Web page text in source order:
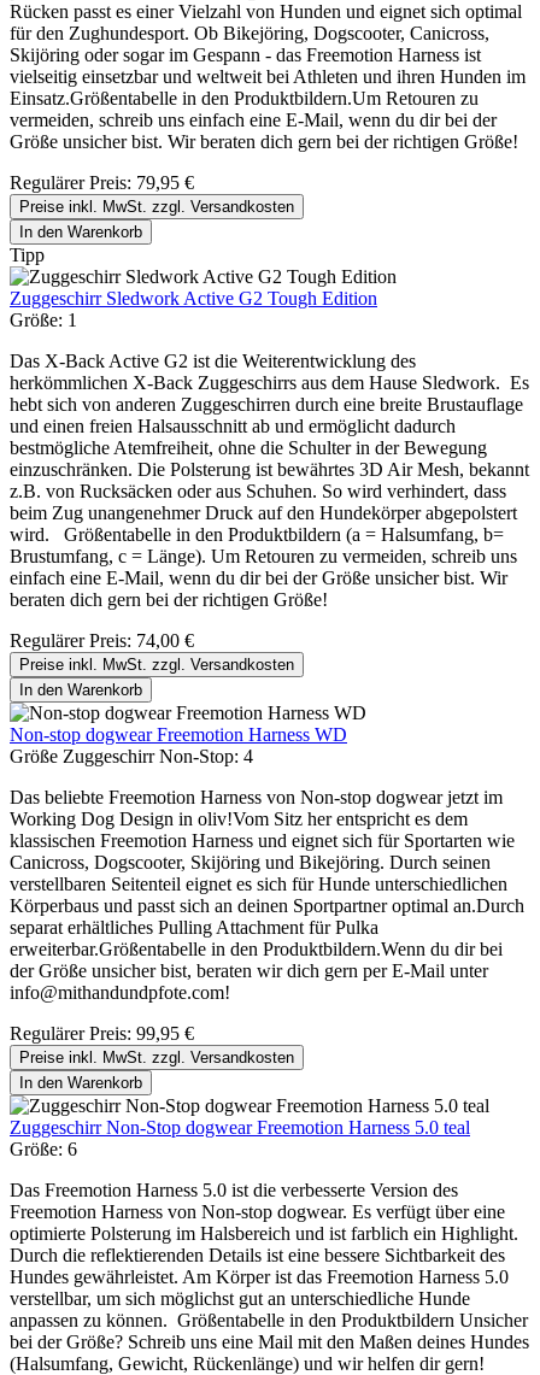
Rücken passt es einer Vielzahl von Hunden und eignet sich optimal
für den Zughundesport. Ob Bikejöring, Dogscooter, Canicross,
Skijöring oder sogar im Gespann - das Freemotion Harness ist
vielseitig einsetzbar und weltweit bei Athleten und ihren Hunden im
Einsatz.Größentabelle in den Produktbildern.Um Retouren zu
vermeiden, schreib uns einfach eine E-Mail, wenn du dir bei der
Größe unsicher bist. Wir beraten dich gern bei der richtigen Größe!
Regulärer Preis: 79,95 €
Preise inkl. MwSt. zzgl. Versandkosten
In den Warenkorb
Tipp
Zuggeschirr Sledwork Active G2 Tough Edition
Größe: 1
Das X-Back Active G2 ist die Weiterentwicklung des
herkömmlichen X-Back Zuggeschirrs aus dem Hause Sledwork. Es
hebt sich von anderen Zuggeschirren durch eine breite Brustauflage
und einen freien Halsausschnitt ab und ermöglicht dadurch
bestmögliche Atemfreiheit, ohne die Schulter in der Bewegung
einzuschränken. Die Polsterung ist bewährtes 3D Air Mesh, bekannt
z.B. von Rucksäcken oder aus Schuhen. So wird verhindert, dass
beim Zug unangenehmer Druck auf den Hundekörper abgepolstert
wird. Größentabelle in den Produktbildern (a = Halsumfang, b=
Brustumfang, c = Länge). Um Retouren zu vermeiden, schreib uns
einfach eine E-Mail, wenn du dir bei der Größe unsicher bist. Wir
beraten dich gern bei der richtigen Größe!
Regulärer Preis: 74,00 €
Preise inkl. MwSt. zzgl. Versandkosten
In den Warenkorb
Non-stop dogwear Freemotion Harness WD
Größe Zuggeschirr Non-Stop: 4
Das beliebte Freemotion Harness von Non-stop dogwear jetzt im
Working Dog Design in oliv!Vom Sitz her entspricht es dem
klassischen Freemotion Harness und eignet sich für Sportarten wie
Canicross, Dogscooter, Skijöring und Bikejöring. Durch seinen
verstellbaren Seitenteil eignet es sich für Hunde unterschiedlichen
Körperbaus und passt sich an deinen Sportpartner optimal an.Durch
separat erhältliches Pulling Attachment für Pulka
erweiterbar.Größentabelle in den Produktbildern.Wenn du dir bei
der Größe unsicher bist, beraten wir dich gern per E-Mail unter
info@mithandundpfote.com!
Regulärer Preis: 99,95 €
Preise inkl. MwSt. zzgl. Versandkosten
In den Warenkorb
Zuggeschirr Non-Stop dogwear Freemotion Harness 5.0 teal
Größe: 6
Das Freemotion Harness 5.0 ist die verbesserte Version des
Freemotion Harness von Non-stop dogwear. Es verfügt über eine
optimierte Polsterung im Halsbereich und ist farblich ein Highlight.
Durch die reflektierenden Details ist eine bessere Sichtbarkeit des
Hundes gewährleistet. Am Körper ist das Freemotion Harness 5.0
verstellbar, um sich möglichst gut an unterschiedliche Hunde
anpassen zu können. Größentabelle in den Produktbildern Unsicher
bei der Größe? Schreib uns eine Mail mit den Maßen deines Hundes
(Halsumfang, Gewicht, Rückenlänge) und wir helfen dir gern!